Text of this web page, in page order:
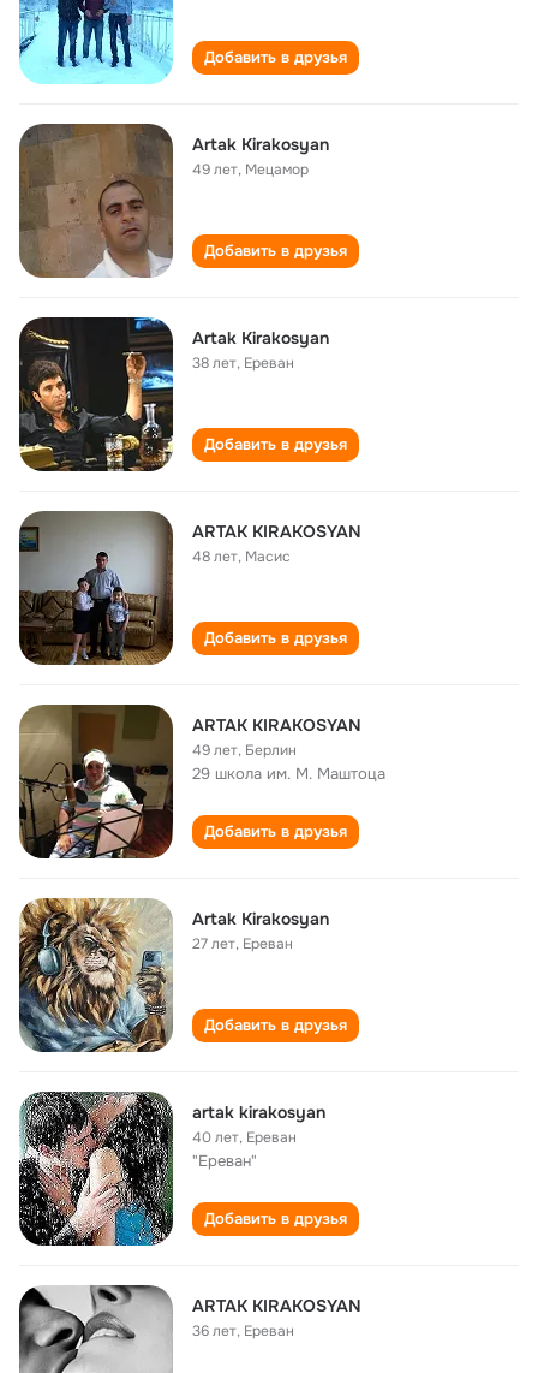
Добавить в друзья
Artak Kirakosyan
49 лет, Мецамор
Добавить в друзья
Artak Kirakosyan
38 лет, Ереван
Добавить в друзья
ARTAK KIRAKOSYAN
48 лет, Масис
Добавить в друзья
ARTAK KIRAKOSYAN
49 лет, Берлин
29 школа им. М. Маштоца
Добавить в друзья
Artak Kirakosyan
27 лет, Ереван
Добавить в друзья
artak kirakosyan
40 лет, Ереван
"Ереван"
Добавить в друзья
ARTAK KIRAKOSYAN
36 лет, Ереван